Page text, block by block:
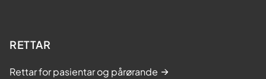
RETTAR
Rettar for pasientar og pårørande